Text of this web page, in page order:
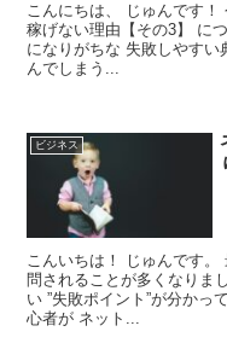
こんにちは、 じゅんです
稼げない理由【その3】 に
になりがちな 失敗しやす
んでしまう...
ビジネス
こんいちは！ じゅんです
問されることが多くなりま
い ”失敗ポイント”が分かっ
心者が ネット...